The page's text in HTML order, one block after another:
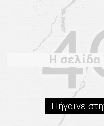
Η σελίδα
Πήγαινε